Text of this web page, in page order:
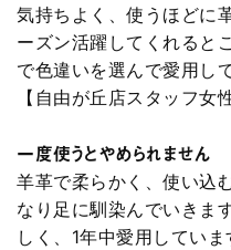
気持ちよく、使うほどに
ーズン活躍してくれると
で色違いを選んで愛用し
【自由が丘店スタッフ女
一度使うとやめられません
羊革で柔らかく、使い込
なり足に馴染んでいきま
しく、1年中愛用してい